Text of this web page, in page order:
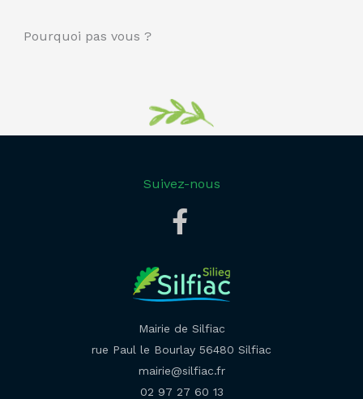
Pourquoi pas vous ?
Suivez-nous
Mairie de Silfiac
rue Paul le Bourlay 56480 Silfiac
mairie@silfiac.fr
02 97 27 60 13